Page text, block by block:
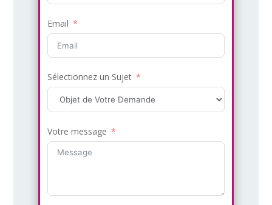
Email
Sélectionnez un Sujet
Votre message